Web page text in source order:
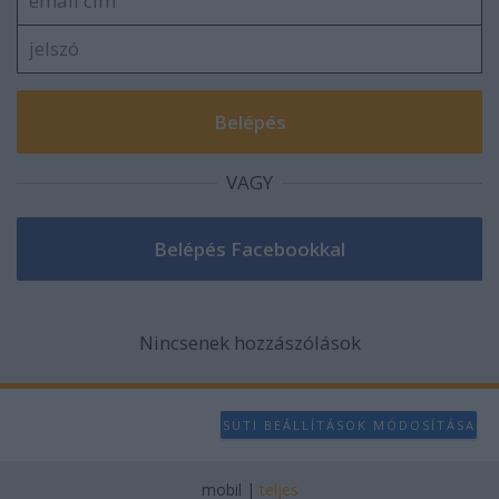
VAGY
Nincsenek hozzászólások
SÜTI BEÁLLÍTÁSOK MÓDOSÍTÁSA
mobil | teljes